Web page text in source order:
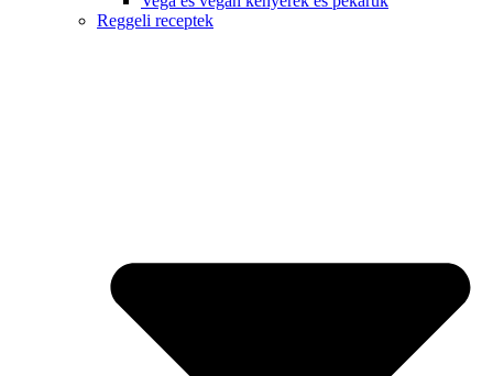
Reggeli receptek